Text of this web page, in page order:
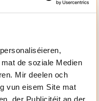
de soziale Medien
Mir deelen och
vun eisem Site mat
der Publicitéit an der